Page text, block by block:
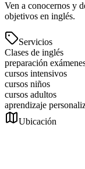
Ven a conocernos y
objetivos en inglés.
Servicios
Clases de inglés
preparación
cursos intensivos
cursos niños
cursos adultos
aprendizaje
Ubicación